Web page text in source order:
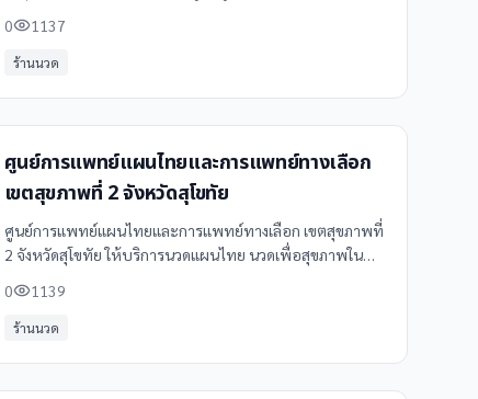
0 1137
ร้านนวด
ศูนย์การแพทย์แผนไทยและการแพทย์ทางเลือก
เขตสุขภาพที่ 2 จังหวัดสุโขทัย
ศูนย์การแพทย์แผนไทยและการแพทย์ทางเลือก เขตสุขภาพที่
2 จังหวัดสุโขทัย ให้บริการนวดแผนไทย นวดเพื่อสุขภาพใน
ได้ที่ Clinicintrend
0 1139
ร้านนวด